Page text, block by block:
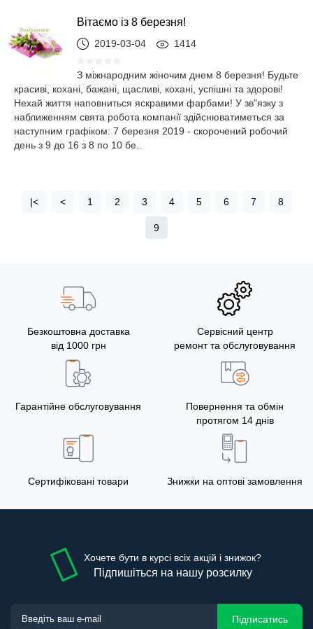
Вітаємо із 8 березня!
2019-03-04 1414
З міжнародним жіночим днем 8 березня! Будьте
красиві, кохані, бажані, щасливі, кохані, успішні та здорові!
Нехай життя наповниться яскравими фарбами! У зв"язку з
наближенням свята робота компанії здійснюватиметься за
наступним графіком: 7 березня 2019 - скорочений робочий
день з 9 до 16 з 8 по 10 бе..
|< < 1 2 3 4 5 6 7 8
9
Безкоштовна доставка
від 1000 грн
Сервісний центр
ремонт та обслуговування
Гарантійне обслуговування
Повернення та обмін
протягом 14 днів
Сертифіковані товари Знижки на оптові замовлення
Хочете бути в курсі всіх акцій і знижок?
Підпишіться на нашу розсилку
Підписатись